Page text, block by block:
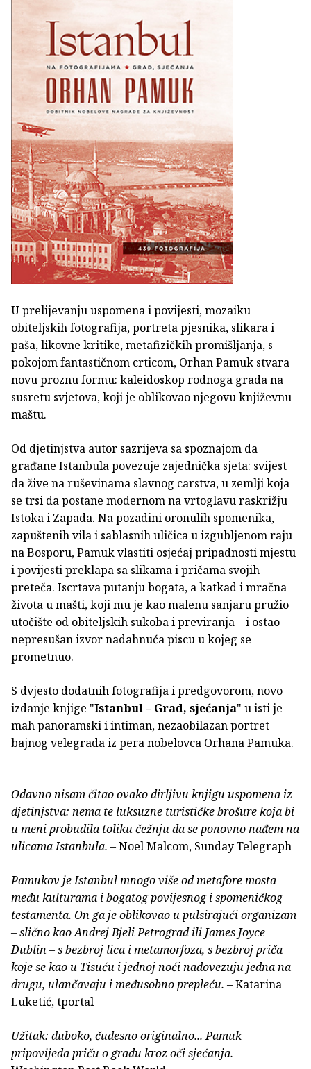
U prelijevanju uspomena i povijesti, mozaiku
obiteljskih fotografija, portreta pjesnika, slikara i
paša, likovne kritike, metafizičkih promišljanja, s
pokojom fantastičnom crticom, Orhan Pamuk stvara
novu proznu formu: kaleidoskop rodnoga grada na
susretu svjetova, koji je oblikovao njegovu književnu
maštu.
Od djetinjstva autor sazrijeva sa spoznajom da
građane Istanbula povezuje zajednička sjeta: svijest
da žive na ruševinama slavnog carstva, u zemlji koja
se trsi da postane modernom na vrtoglavu raskrižju
Istoka i Zapada. Na pozadini oronulih spomenika,
zapuštenih vila i sablasnih uličica u izgubljenom raju
na Bosporu, Pamuk vlastiti osjećaj pripadnosti mjestu
i povijesti preklapa sa slikama i pričama svojih
preteča. Iscrtava putanju bogata, a katkad i mračna
života u mašti, koji mu je kao malenu sanjaru pružio
utočište od obiteljskih sukoba i previranja – i ostao
nepresušan izvor nadahnuća piscu u kojeg se
prometnuo.
S dvjesto dodatnih fotografija i predgovorom, novo
izdanje knjige "Istanbul – Grad, sjećanja" u isti je
mah panoramski i intiman, nezaobilazan portret
bajnog velegrada iz pera nobelovca Orhana Pamuka.
Odavno nisam čitao ovako dirljivu knjigu uspomena iz
djetinjstva: nema te luksuzne turističke brošure koja bi
u meni probudila toliku čežnju da se ponovno nađem na
ulicama Istanbula. – Noel Malcom, Sunday Telegraph
Pamukov je Istanbul mnogo više od metafore mosta
među kulturama i bogatog povijesnog i spomeničkog
testamenta. On ga je oblikovao u pulsirajući organizam
– slično kao Andrej Bjeli Petrograd ili James Joyce
Dublin – s bezbroj lica i metamorfoza, s bezbroj priča
koje se kao u Tisuću i jednoj noći nadovezuju jedna na
drugu, ulančavaju i međusobno prepleću. – Katarina
Luketić, tportal
Užitak: duboko, čudesno originalno... Pamuk
pripovijeda priču o gradu kroz oči sjećanja. –